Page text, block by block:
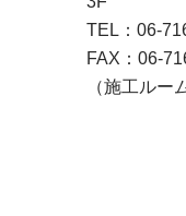
TEL：06-
FAX：06-
（施工ルー